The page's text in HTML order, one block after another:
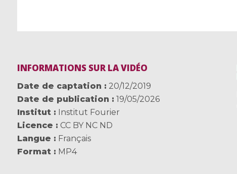
INFORMATIONS SUR LA VIDÉO
Date de captation
20/12/2019
Date de publication
19/05/2026
Institut
Institut Fourier
Licence
CC BY NC ND
Langue
Français
Format
MP4